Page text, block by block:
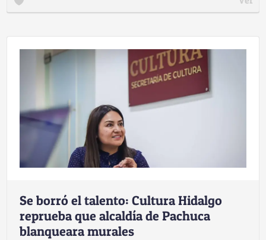
Se borró el talento: Cultura Hidalgo
reprueba que alcaldía de Pachuca
blanqueara murales